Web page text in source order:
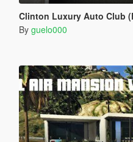
Clinton Luxury Auto Club
By guelo000